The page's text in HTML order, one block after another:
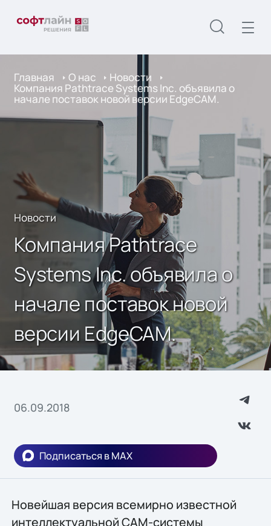
Главная О нас Новости
Компания Pathtrace Systems Inc. объявила о
начале поставок новой версии EdgeCAM.
Новости
Компания Pathtrace
Systems Inc. объявила о
начале поставок новой
версии EdgeCAM.
06.09.2018
Подписаться в MAX
Новейшая версия всемирно известной
интеллектуальной САМ-системы